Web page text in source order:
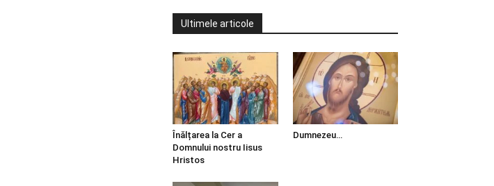
Ultimele articole
Înălțarea la Cer a
Domnului nostru Iisus
Hristos
Dumnezeu…